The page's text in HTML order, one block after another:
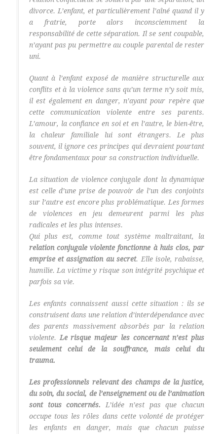
divorce. L’enfant, et particulièrement l’aîné quand il y
a fratrie, porte alors inconsciemment la
responsabilité de cette séparation. Il se sent coupable,
n’ayant pas pu permettre au couple parental de rester
uni.
Quant à l’enfant exposé de manière structurelle aux
conflits et à la violence sans qu’un terme n’y soit mis,
il est également en danger, n’ayant pour repère que
cette communication violente entre ses parents.
L’amour, la confiance en soi et en l’autre, le bien-être,
la chaleur familiale lui sont étrangers. Le plus
souvent, il ignore ces principes qui devraient pourtant
être fondamentaux pour sa construction individuelle.
La situation de violence conjugale dont la dynamique
est celle d’une prise de pouvoir de l’un des conjoints
sur l’autre est encore plus problématique. Les formes
de violences en jeu demeurent parmi les plus
radicales et les plus intenses.
Qui plus est, comme tout système maltraitant, la
relation conjugale violente fonctionne à huis clos, par
emprise et assignation au secret. Elle isole, rabaisse,
humilie. La victime y risque son intégrité psychique et
parfois sa vie.
Les enfants connaissent aussi cette situation : ils se
construisent dans une relation d’interdépendance avec
des parents massivement absorbés par la relation
violente.Le risque majeur les concernant n’est plus
seulement celui de la souffrance, mais celui du
trauma.
Les professionnels relevant des champs de la justice,
du soin, du social, de l’enseignement ou de l’animation
sont tous concernés. L’idée n’est pas que chacun
occupe tous les rôles dans cette volonté de protéger
les enfants en danger, mais que chacun puisse